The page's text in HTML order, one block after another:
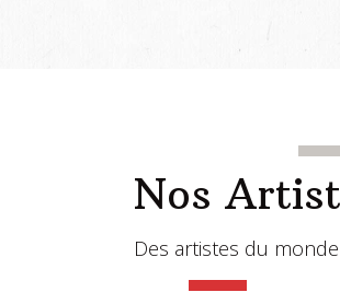
Nos
Des artistes du